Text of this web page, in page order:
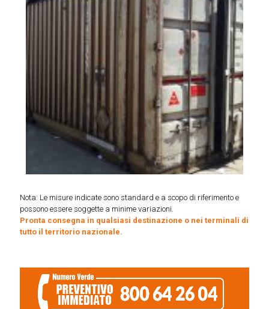
Nota: Le misure indicate sono standard e a scopo di riferimento e
possono essere soggette a minime variazioni.
Pronta consegna in qualsiasi destinazione o nei terminali di
tutto il territorio nazionale.